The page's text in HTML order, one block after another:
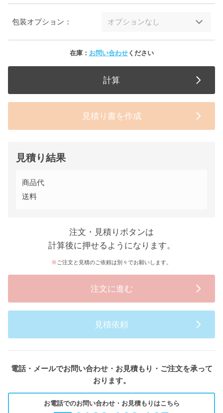
包装オプション：
在庫： お問い合わせください
計算
見積り書を作成
見積り結果
商品代
送料
注文・見積りボタンは
計算後に押せるようになります。
ご注文と見積のご依頼は別々でお願いします。
注文に進む
見積依頼
電話・メールでお問い合わせ・お見積もり・ご注文を承って
おります。
お電話でのお問い合わせ・お見積もりはこちら